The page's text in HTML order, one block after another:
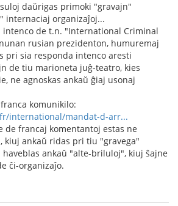
daŭrigas primoki "gravajn"
internaciaj organizaĵoj...
intenco de t.n. "International Criminal
rusian prezidenton, humuremaj
pri sia responda intenco aresti
de tiu marioneta juĝ-teatro, kies
ne agnoskas ankaŭ ĝiaj usonaj
komunikilo:
international/mandat-d-arr...
de francaj komentantoj estas ne
kiuj ankaŭ ridas pri tiu "gravega"
haveblas ankaŭ "alte-briluloj", kiuj ŝajne
ĉi-organizaĵo.